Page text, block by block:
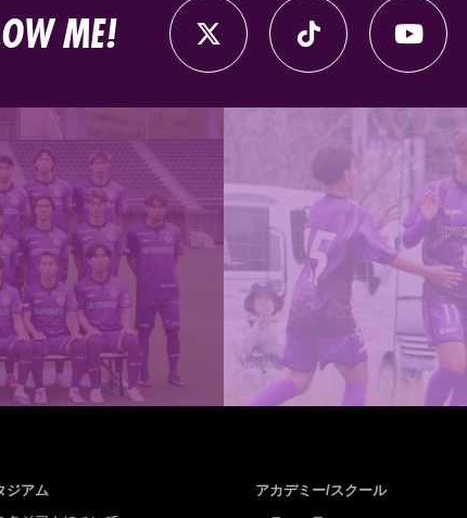
ME!
ジアム
アカデミー/スクール